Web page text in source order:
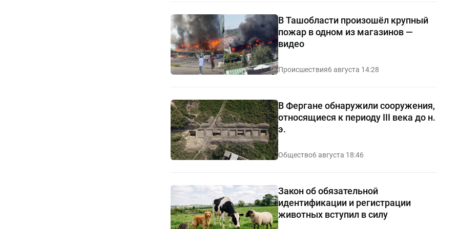
В Ташобласти произошёл крупный
пожар в одном из магазинов —
видео
Происшествия6 августа 14:28
В Фергане обнаружили сооружения,
относящиеся к периоду III века до н.
э.
Общество6 августа 18:46
Закон об обязательной
идентификации и регистрации
животных вступил в силу